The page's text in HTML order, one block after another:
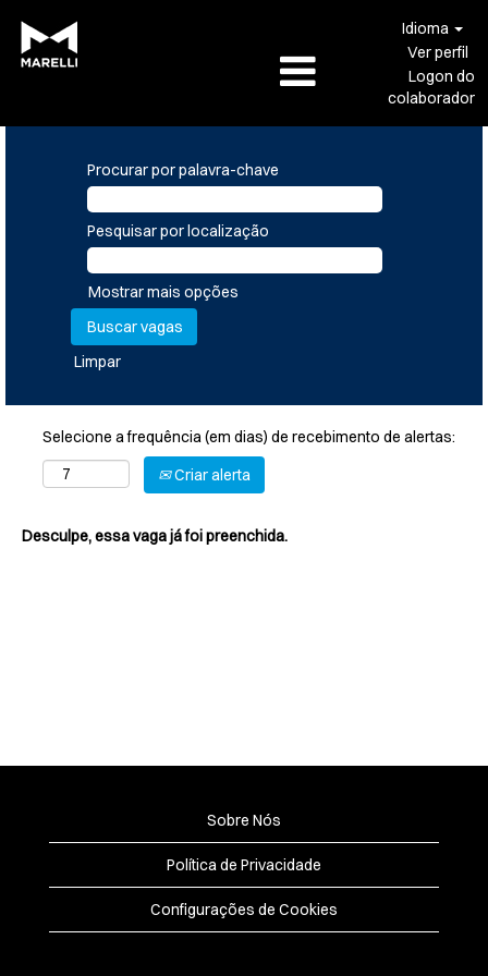
Idioma
Ver perfil
Logon do
colaborador
Procurar por palavra-chave
Pesquisar por localização
Mostrar mais opções
Limpar
Selecione a frequência (em dias) de recebimento de alertas:
Criar alerta
Desculpe, essa vaga já foi preenchida.
Sobre Nós
Política de Privacidade
Configurações de Cookies